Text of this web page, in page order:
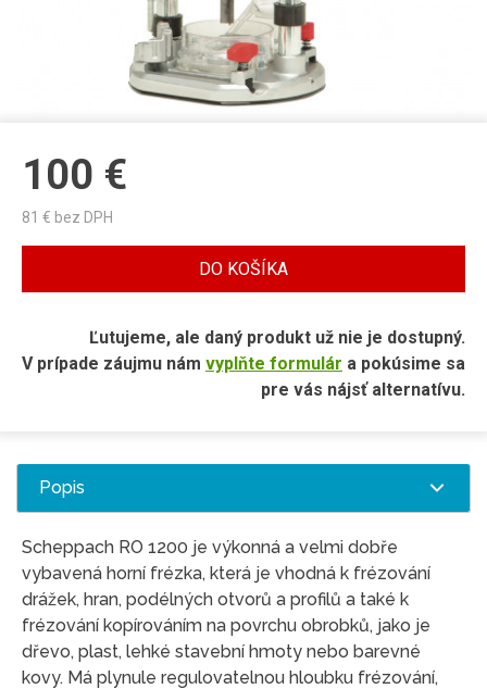
100 €
81 € bez DPH
DO KOŠÍKA
Ľutujeme, ale daný produkt už nie je dostupný.
V prípade záujmu nám vyplňte formulár a pokúsime sa
pre vás nájsť alternatívu.
Popis
Scheppach RO 1200 je výkonná a velmi dobře
vybavená horní frézka, která je vhodná k frézování
drážek, hran, podél­ných otvorů a profilů a také k
frézování kopírováním na povrchu obrobků, jako je
dřevo, plast, lehké sta­vební hmoty nebo barevné
kovy. Má plynule regulovatelnou hloubku frézování,